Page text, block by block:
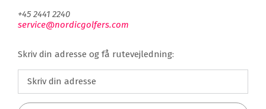
+45 2441 2240
service@nordicgolfers.com
Skriv din adresse og få rutevejledning: